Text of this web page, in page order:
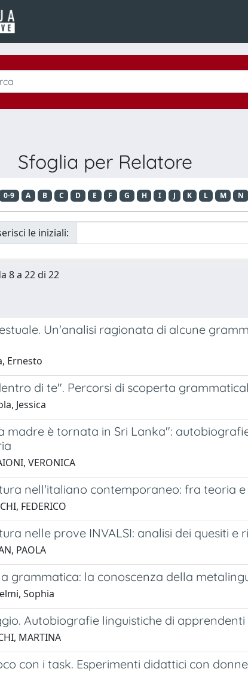
Sfoglia per Relatore
0-9 A B C D E F G H I J K L M N
le iniziali:
8 a 22 di 22
Un'analisi ragionata di alcune
Ernesto
di te". Percorsi di scoperta
Jessica
madre è tornata in Sri Lanka":
VERONICA
nell'italiano contemporaneo: fra teoria
FEDERICO
nelle prove INVALSI: analisi dei quesiti e
PAOLA
grammatica: la conoscenza della
Sophia
Autobiografie linguistiche di
MARTINA
con i task. Esperimenti didattici con